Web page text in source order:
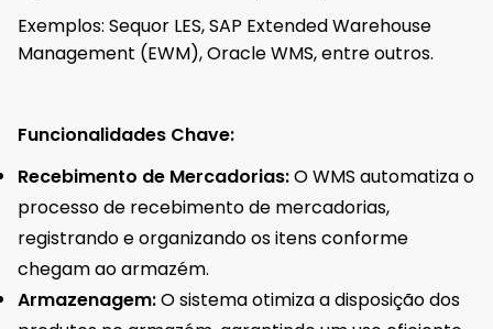
Exemplos: Sequor LES, SAP Extended Warehouse
Management (EWM), Oracle WMS, entre outros.
Funcionalidades Chave:
Recebimento de Mercadorias:O WMS automatiza o
processo de recebimento de mercadorias,
registrando e organizando os itens conforme
chegam ao armazém.
Armazenagem:O sistema otimiza a disposição dos